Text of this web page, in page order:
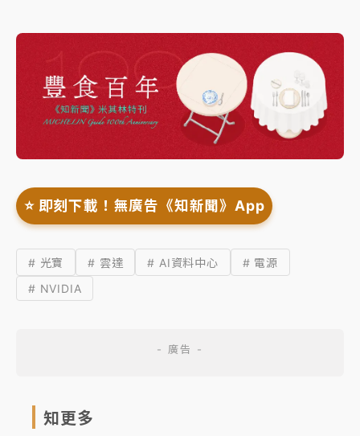
⭐️ 即刻下載！無廣告《知新聞》App
# 光寶 # 雲達 # AI資料中心
# 電源
# NVIDIA
知更多